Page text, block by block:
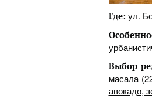
Где: ул.
Выбор
масала
авокадо,